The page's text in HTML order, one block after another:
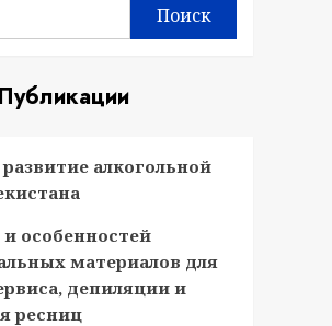
Поиск
алкогольной
особенностей
материалов для
депиляции и
ресниц